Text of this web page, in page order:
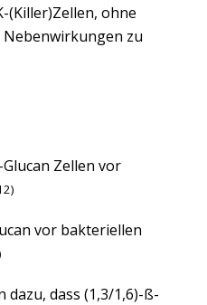
(Killer)Zellen, ohne
zu
Zellen vor
vor bakteriellen
dass (1,3/1,6)-ß-